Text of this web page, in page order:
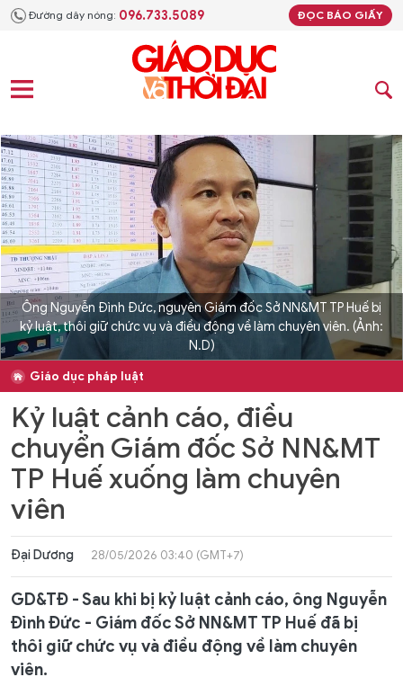
Đường dây nóng: 096.733.5089 ĐỌC BÁO GIẤY
Ông Nguyễn Đình Đức, nguyên Giám đốc Sở NN&MT TP Huế bị
kỷ luật, thôi giữ chức vụ và điều động về làm chuyên viên. (Ảnh:
N.D)
Giáo dục pháp luật
Kỷ luật cảnh cáo, điều
chuyển Giám đốc Sở NN&MT
TP Huế xuống làm chuyên
viên
Đại Dương 28/05/2026 03:40 (GMT+7)
GD&TĐ - Sau khi bị kỷ luật cảnh cáo, ông Nguyễn
Đình Đức - Giám đốc Sở NN&MT TP Huế đã bị
thôi giữ chức vụ và điều động về làm chuyên
viên.